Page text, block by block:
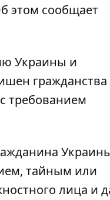
этом сообщает
Украины и
гражданства
требованием
тайным или
лица и